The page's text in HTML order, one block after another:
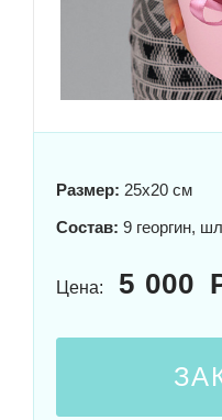
Размер: 25x20 см
Состав: 9 георгин,
Цена: 5 000